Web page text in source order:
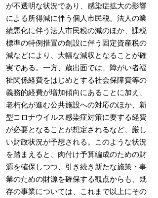
が不透明な状況であり、感染症拡大の影響
による所得減に伴う個人市民税、法人の業
績悪化に伴う法人市民税の減のほか、課税
標準の特例措置の創設に伴う固定資産税の
減などにより、大幅な減収となることが確
実である。一方、歳出面では、障がい者福
祉関係経費をはじめとする社会保障費等の
義務的経費が増加傾向にあることに加え、
老朽化が進む公共施設への対応のほか、新
型コロナウイルス感染症対策に要する経費
が必要となることが想定されるなど、厳し
い財政状況が予想される。このような状況
を踏まえると、肉付け予算編成のための財
源を確保しつつ、引き続き新たな施策・事
業のための財源を確保する観点からも、既
存の事業については、これまで以上にその